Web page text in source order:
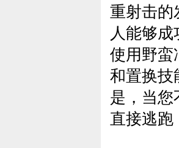
重射击的
人能够
使用野蛮
和置换技
是，当您
直接逃跑